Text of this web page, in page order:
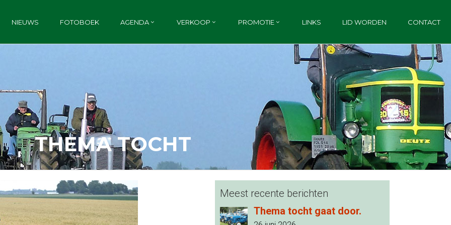
NIEUWS FOTOBOEK AGENDA VERKOOP PROMOTIE LINKS LID WORDEN CONTACT
THEMA TOCHT
Meest recente berichten
Thema tocht gaat door.